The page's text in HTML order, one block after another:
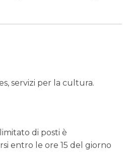
servizi per la cultura.
di posti è
entro le ore 15 del giorno